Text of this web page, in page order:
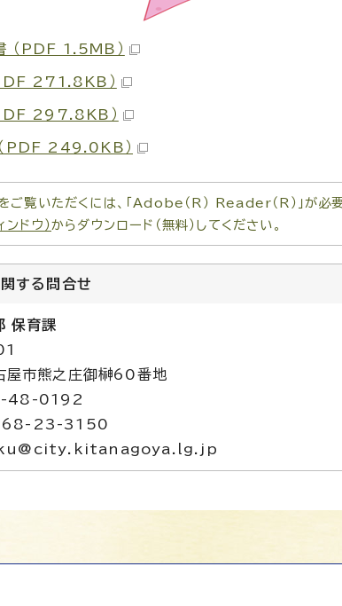
（PDF 1.5MB）
271.8KB）
297.8KB）
PDF 249.0KB）
ご覧いただくには、「Adobe（R） Reader（R）」が必
ンドウ）からダウンロード（無料）してください。
する 問合せ
保育課
屋市熊之庄御榊60番地
48-0192
23-3150